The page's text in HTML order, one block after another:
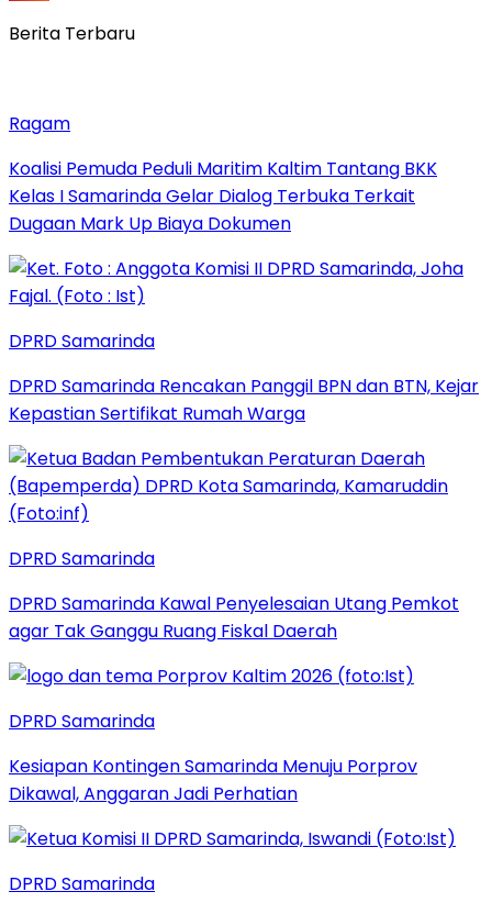
Berita Terbaru
Ragam
Koalisi Pemuda Peduli Maritim Kaltim Tantang BKK
Kelas I Samarinda Gelar Dialog Terbuka Terkait
Dugaan Mark Up Biaya Dokumen
DPRD Samarinda
DPRD Samarinda Rencakan Panggil BPN dan BTN, Kejar
Kepastian Sertifikat Rumah Warga
DPRD Samarinda
DPRD Samarinda Kawal Penyelesaian Utang Pemkot
agar Tak Ganggu Ruang Fiskal Daerah
DPRD Samarinda
Kesiapan Kontingen Samarinda Menuju Porprov
Dikawal, Anggaran Jadi Perhatian
DPRD Samarinda